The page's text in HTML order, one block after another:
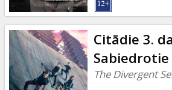
Citādie 3.
Sabiedrotie
The Divergent